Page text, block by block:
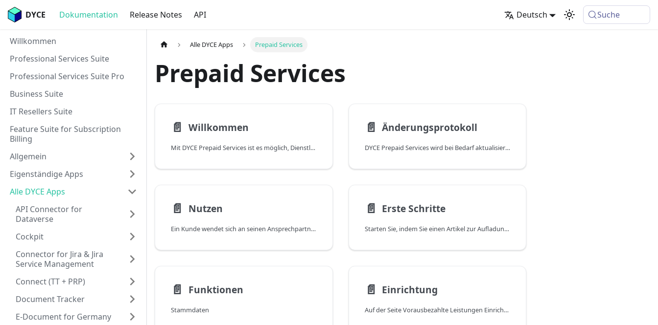
DYCE Dokumentation Release Notes API Deutsch Suche
Willkommen
Professional Services Suite
Professional Services Suite Pro
Business Suite
IT Resellers Suite
Feature Suite for Subscription
Billing
Allgemein
Eigenständige Apps
Alle DYCE Apps
API Connector for
Dataverse
Cockpit
Connector for Jira & Jira
Service Management
Connect (TT + PRP)
Document Tracker
E-Document for Germany
Alle DYCE Apps Prepaid Services
Prepaid Services
📄️ Willkommen
Mit DYCE Prepaid Services ist es möglich, Dienstleistungen, Leistungen oder Budgets jeder Art vorab zu verkaufen, welche anschließend über unterschiedliche Prozesse verbraucht werden können. Die App erweitert die Funktionalität von DYCE Project Billing.
📄️ Änderungsprotokoll
DYCE Prepaid Services wird bei Bedarf aktualisiert und ist immer mit den aktuellen und kommenden Versionen von Business Central kompatibel. Die relevanten Änderungen werden einzeln in den Release Notes beschrieben. Zum Filtern auf eine bestimmte App kann der entsprechende Tag verwendet werden. Darüber hinaus besteht die Möglichkeit, Informationen zu Updates als RSS-Feed zu abonnieren.
📄️ Nutzen
Ein Kunde wendet sich an seinen Ansprechpartner im Vertrieb und möchte einige Dienstleistungen im Voraus erwerben und diese zu einem späteren Zeitpunkt abrufen. Es ist für ihn in Ordnung, wenn er auch im Voraus bezahlt, sofern er dieses Budget für beliebige Dienstleistungen in der Zukunft verwenden kann.
📄️ Erste Schritte
Starten Sie, indem Sie einen Artikel zur Aufladung einer Vorausbezahlte Leistung anlegen. In der Artikelkarte kann das entsprechende Kennzeichen gesetzt und weitere Informationen hinterlegt werden.
📄️ Funktionen
Stammdaten
📄️ Einrichtung
Auf der Seite Vorausbezahlte Leistungen Einrichtung werden allgemeine Einstellungen und Standardwerte für die Erstellung und Verwaltung von Vorausbezahlten Leistungen vorgenommen. Im Inforegister Allgemein stehen hierfür einige Felder zur Verfügung.